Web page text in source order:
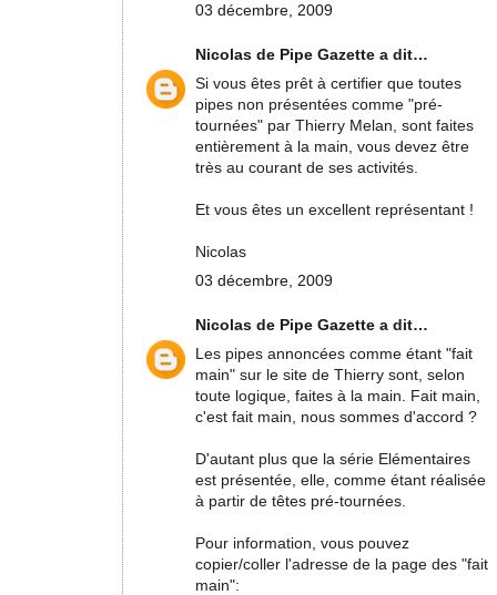
03 décembre, 2009
Nicolas de Pipe Gazette a dit…
Si vous êtes prêt à certifier que toutes
pipes non présentées comme "pré-
tournées" par Thierry Melan, sont faites
entièrement à la main, vous devez être
très au courant de ses activités.
Et vous êtes un excellent représentant !
Nicolas
03 décembre, 2009
Nicolas de Pipe Gazette a dit…
Les pipes annoncées comme étant "fait
main" sur le site de Thierry sont, selon
toute logique, faites à la main. Fait main,
c'est fait main, nous sommes d'accord ?
D'autant plus que la série Elémentaires
est présentée, elle, comme étant réalisée
à partir de têtes pré-tournées.
Pour information, vous pouvez
copier/coller l'adresse de la page des "fait
main":